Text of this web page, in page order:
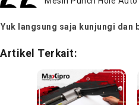
Yuk langsung saja kunjungi dan
Artikel Terkait: